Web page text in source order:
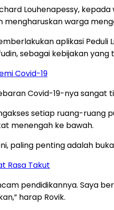
Louhenapessy,
warga
aplikasi
sebagai kebijakan yang
Covid-19
Covid-19-nya sangat
setiap ruang-ruang
menengah ke bawah.
paling penting adalah
Rasa Takut
pendidikannya. Saya
harap Rovik.